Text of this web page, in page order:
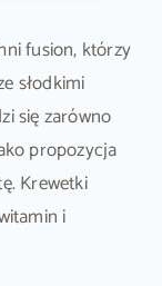
fusion, którzy
słodkimi
się zarówno
propozycja
Krewetki
i